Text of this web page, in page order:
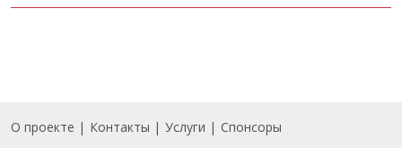
Footer
О проекте Контакты Услуги Спонсоры